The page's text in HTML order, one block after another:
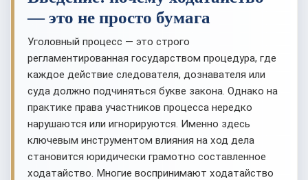
— это не просто бумага
Уголовный процесс — это строго
регламентированная государством процедура, где
каждое действие следователя, дознавателя или
суда должно подчиняться букве закона. Однако на
практике права участников процесса нередко
нарушаются или игнорируются. Именно здесь
ключевым инструментом влияния на ход дела
становится юридически грамотно составленное
ходатайство. Многие воспринимают ходатайство